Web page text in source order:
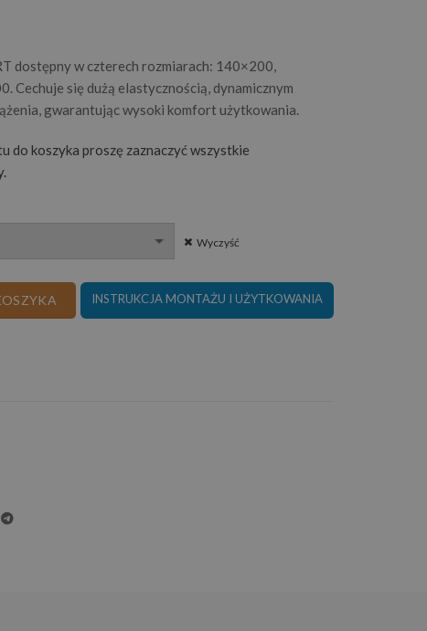
dostępny w czterech rozmiarach: 140×200,
Cechuje się dużą elastycznością, dynamicznym
gwarantując wysoki komfort użytkowania.
do koszyka proszę zaznaczyć wszystkie
Wyczyść
KOMFORT HRINSTRUKCJA MONTAŻU I UŻYTKOWANIA